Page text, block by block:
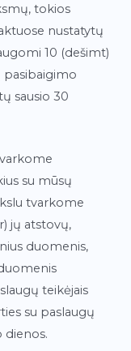
tokios
nustatytų
10 (dešimt)
pasibaigimo
sausio 30
su mūsų
tvarkome
jų atstovų,
duomenis,
teikėjais
su paslaugų
dienos.